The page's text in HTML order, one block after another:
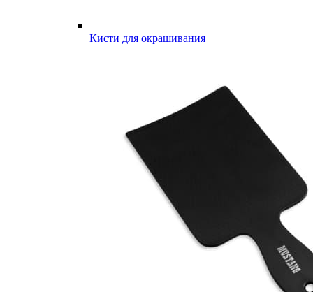
Кисти для окрашивания